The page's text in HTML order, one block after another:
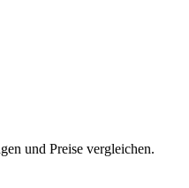
und Preise vergleichen.